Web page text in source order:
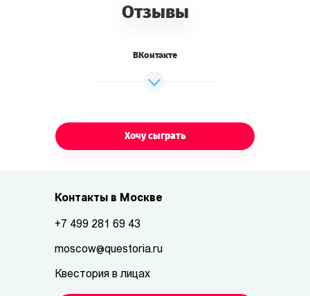
Отзывы
ВКонтакте
Хочу сыграть
Контакты в Москве
+7 499 281 69 43
moscow@questoria.ru
Квестория в лицах